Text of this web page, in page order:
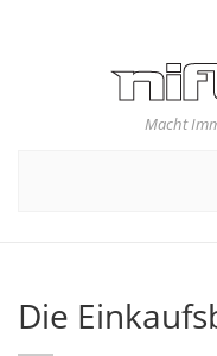
Macht
Die